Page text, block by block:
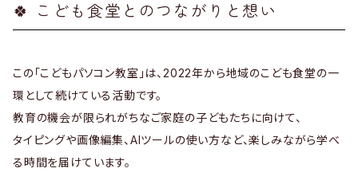
🍀 こども食堂とのつながりと想い
この「こどもパソコン教室」は、2022年から地域のこども食堂の一
環として続けている活動です。
教育の機会が限られがちなご家庭の子どもたちに向けて、
タイピングや画像編集、AIツールの使い方など、楽しみながら学べ
る時間を届けています。